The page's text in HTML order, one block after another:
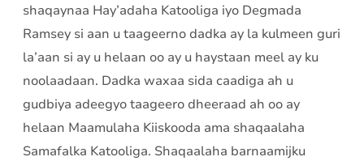
shaqaynaa Hay’adaha Katooliga iyo Degmada
Ramsey si aan u taageerno dadka ay la kulmeen guri
la’aan si ay u helaan oo ay u haystaan ​​meel ay ku
noolaadaan. Dadka waxaa sida caadiga ah u
gudbiya adeegyo taageero dheeraad ah oo ay
helaan Maamulaha Kiiskooda ama shaqaalaha
Samafalka Katooliga. Shaqaalaha barnaamijku